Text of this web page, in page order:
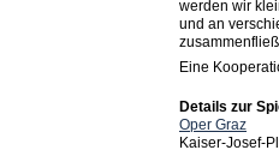
werden wir
und an
Eine
Details zur
Oper Graz
Kaiser-Josef-